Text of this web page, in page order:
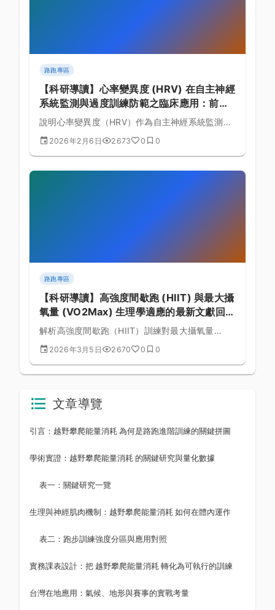
路跑專區
【科研導讀】心率變異度 (HRV) 在自主神經
系統監測與過度訓練防範之臨床應用：前沿
運動生理學研究進展 (第 1309 篇)
說明心率變異度（HRV）作為自主神經系統監測工
具的原理，如何用於過度訓練防範，並提供訓練負
荷調整的實務建議。
2026年2月6日 2673 0 0
路跑專區
【科研導讀】高強度間歇跑 (HIIT) 與最大攝
氧量 (VO2Max) 生理學適應的最新文獻回
顧：國際科研文獻編譯與導讀報告 (第 1279
解析高強度間歇跑（HIIT）訓練對最大攝氧量
（VO2Max）的生理學適應機制，提供間歇課表設
計與恢復安排建議。
2026年3月5日 2670 0 0
文章導覽
引言：越野攀爬能量消耗 為何是路跑進階訓練的關鍵拼圖
學術實證：越野攀爬能量消耗 的關鍵研究與量化數據
表一：關鍵研究一覽
生理與神經肌肉機制：越野攀爬能量消耗 如何在體內運作
表二：跑步訓練強度分區與應用對照
實務課表設計：把 越野攀爬能量消耗 轉化為可執行的訓練
台灣在地應用：氣候、地形與賽事的實戰考量